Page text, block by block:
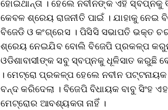
କେବଳ ଶ୍ରେୟ ରାଜନୀତି ପାଇଁ । ଯାହାକୁ
ବିଜେଡି ଓ କଂଗ୍ରେସ । ପିସିସି ସଭାପତି ଭକ୍ତ
ଶ୍ରେୟ ନେଇଯିବ ବୋଲି ବିଜେପି ପ୍ରକଳ୍ପ
ଓଡିଶାବାସୀଙ୍କ ସବୁ ସ୍ବପ୍ନକୁ ଧୂଳିସାତ କରୁଛି
। ମେଟ୍ରୋ ପ୍ରକଳ୍ପ ହେଲେ ନବୀନ
ବନ୍ଦ କରିଦେଲା । ବିଜେପି ବିଧାୟକ ବାବୁ ସିଂହ
ମେଟ୍ରୋର ଆବଶ୍ୟକତା ନାହିଁ ।